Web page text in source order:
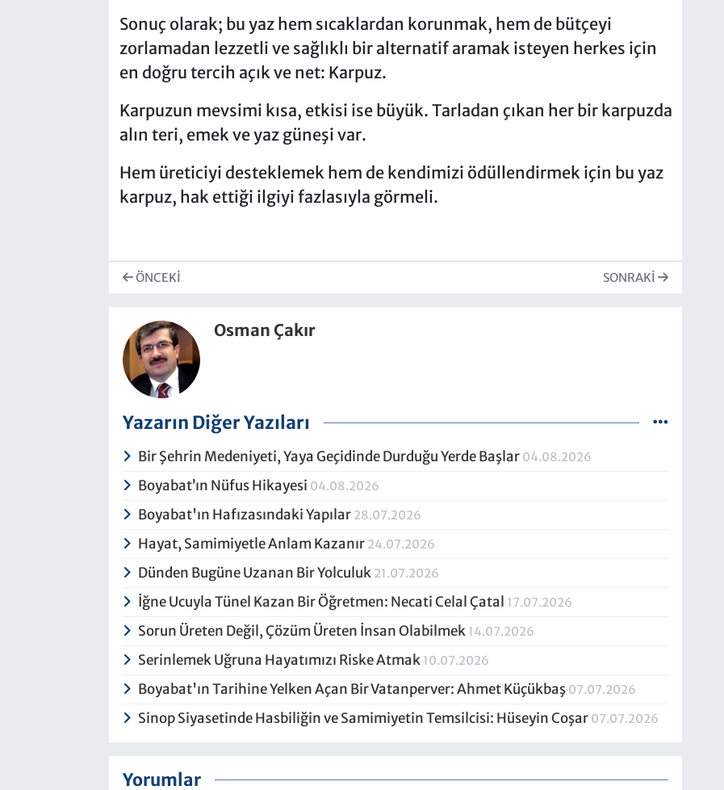
Sonuç olarak; bu yaz hem sıcaklardan korunmak, hem de bütçeyi
zorlamadan lezzetli ve sağlıklı bir alternatif aramak isteyen herkes için
en doğru tercih açık ve net: Karpuz.
Karpuzun mevsimi kısa, etkisi ise büyük. Tarladan çıkan her bir karpuzda
alın teri, emek ve yaz güneşi var.
Hem üreticiyi desteklemek hem de kendimizi ödüllendirmek için bu yaz
karpuz, hak ettiği ilgiyi fazlasıyla görmeli.
ÖNCEKI SONRAKI
Osman Çakır
Yazarın Diğer Yazıları
Bir Şehrin Medeniyeti, Yaya Geçidinde Durduğu Yerde Başlar 04.08.2026
Boyabat’ın Nüfus Hikayesi 04.08.2026
Boyabat'ın Hafızasındaki Yapılar 28.07.2026
Hayat, Samimiyetle Anlam Kazanır 24.07.2026
Dünden Bugüne Uzanan Bir Yolculuk 21.07.2026
İğne Ucuyla Tünel Kazan Bir Öğretmen: Necati Celal Çatal 17.07.2026
Sorun Üreten Değil, Çözüm Üreten İnsan Olabilmek 14.07.2026
Serinlemek Uğruna Hayatımızı Riske Atmak 10.07.2026
Boyabat'ın Tarihine Yelken Açan Bir Vatanperver: Ahmet Küçükbaş 07.07.2026
Sinop Siyasetinde Hasbiliğin ve Samimiyetin Temsilcisi: Hüseyin Coşar 07.07.2026
Yorumlar